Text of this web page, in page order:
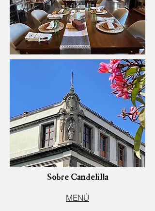
Sobre Candelilla
MENÚ